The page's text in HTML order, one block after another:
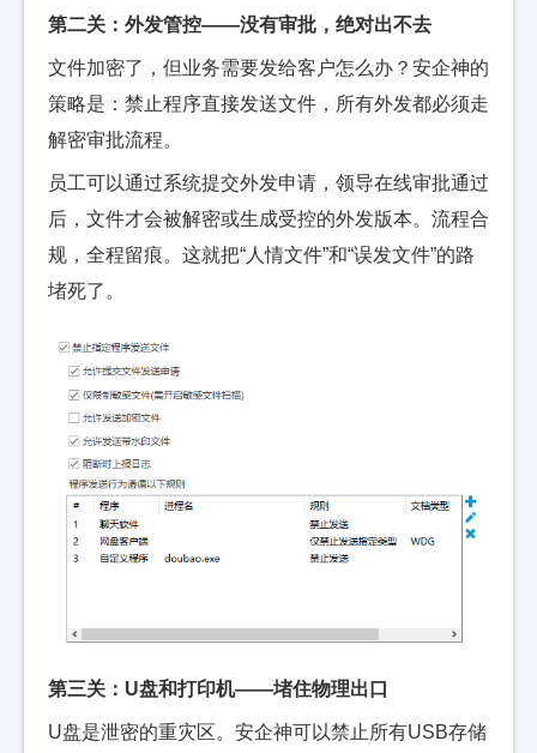
第二关：外发管控——没有审批，绝对出不去
文件加密了，但业务需要发给客户怎么办？安企神的
策略是：禁止程序直接发送文件，所有外发都必须走
解密审批流程。
员工可以通过系统提交外发申请，领导在线审批通过
后，文件才会被解密或生成受控的外发版本。流程合
规，全程留痕。这就把“人情文件”和“误发文件”的路
堵死了。
第三关：U盘和打印机——堵住物理出口
U盘是泄密的重灾区。安企神可以禁止所有USB存储